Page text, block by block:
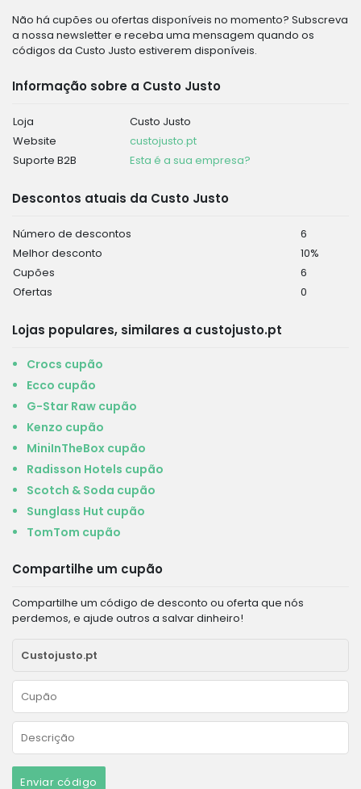
Não há cupões ou ofertas disponíveis no momento? Subscreva
a nossa newsletter e receba uma mensagem quando os
códigos da Custo Justo estiverem disponíveis.
Informação sobre a Custo Justo
Loja
Custo Justo
Website
custojusto.pt
Suporte B2B
Esta é a sua empresa?
Descontos atuais da Custo Justo
Número de descontos
6
Melhor desconto
10%
Cupões
6
Ofertas
0
Lojas populares, similares a custojusto.pt
Crocs cupão
Ecco cupão
G-Star Raw cupão
Kenzo cupão
MiniInTheBox cupão
Radisson Hotels cupão
Scotch & Soda cupão
Sunglass Hut cupão
TomTom cupão
Compartilhe um cupão
Compartilhe um código de desconto ou oferta que nós
perdemos, e ajude outros a salvar dinheiro!
Enviar código